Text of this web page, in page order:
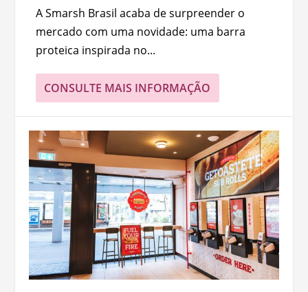
A Smarsh Brasil acaba de surpreender o
mercado com uma novidade: uma barra
proteica inspirada no...
CONSULTE MAIS INFORMAÇÃO